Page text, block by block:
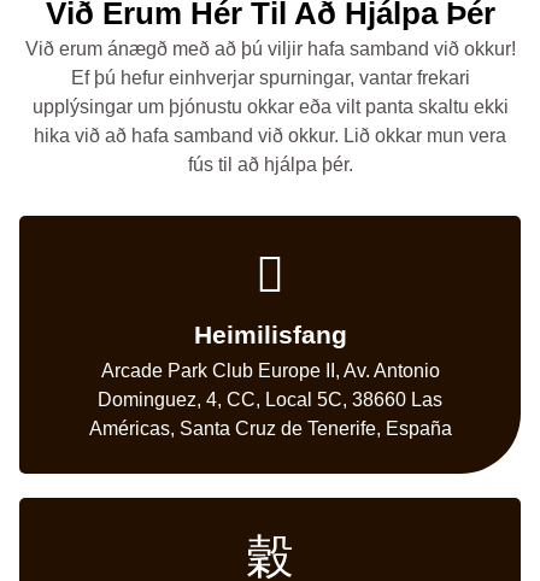
Við Erum Hér Til Að Hjálpa Þér
Við erum ánægð með að þú viljir hafa samband við okkur!
Ef þú hefur einhverjar spurningar, vantar frekari
upplýsingar um þjónustu okkar eða vilt panta skaltu ekki
hika við að hafa samband við okkur. Lið okkar mun vera
fús til að hjálpa þér.
Heimilisfang
Arcade Park Club Europe II, Av. Antonio
Dominguez, 4, CC, Local 5C, 38660 Las
Américas, Santa Cruz de Tenerife, España